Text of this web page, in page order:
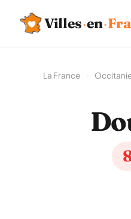
Villes·en·
La France